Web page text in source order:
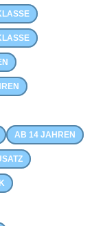
AB 14 JAHREN